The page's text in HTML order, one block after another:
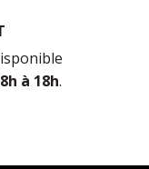
à 18h.